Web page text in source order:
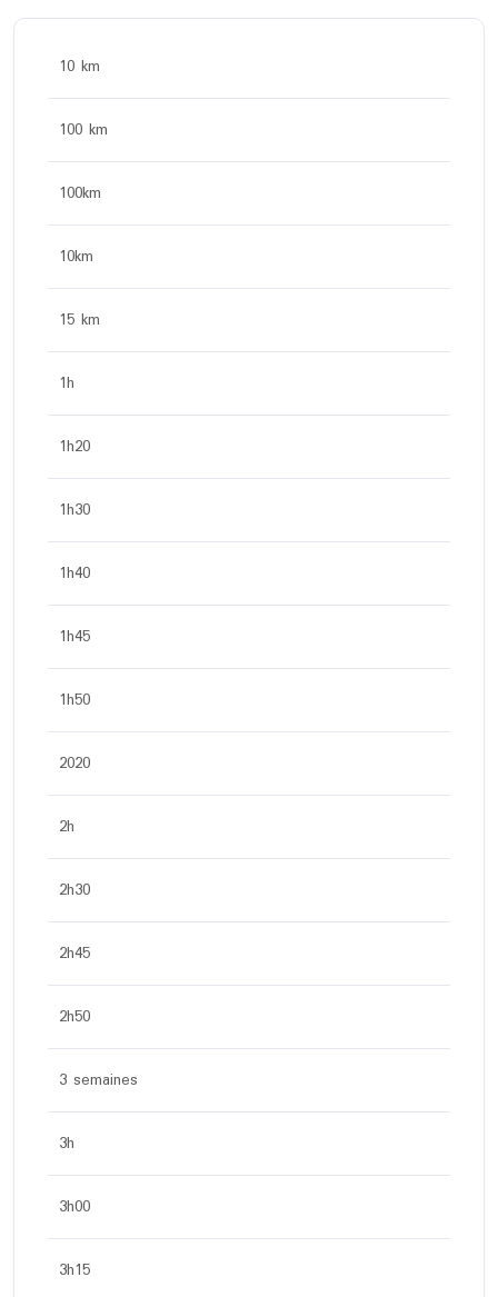
10 km
100 km
100km
10km
15 km
1h
1h20
1h30
1h40
1h45
1h50
2020
2h
2h30
2h45
2h50
3 semaines
3h
3h00
3h15